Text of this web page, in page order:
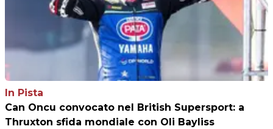
In Pista
Can Oncu convocato nel British Supersport: a
Thruxton sfida mondiale con Oli Bayliss